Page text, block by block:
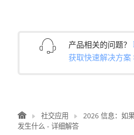
产品相关的问题？
获取快速解决方案
社交应用
2026 信息：如
发生什么 - 详细解答